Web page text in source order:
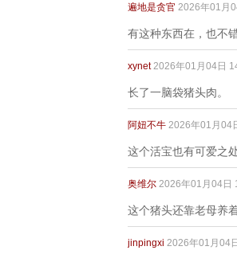
遍地是贪官 2026年01月
有这种东西在，也不
xynet 2026年01月04日
长了一脑袋猪头肉。
阿妞不牛 2026年01月04
这个活宝也有可爱之
奥维尔 2026年01月04日
这个猪头还靠老母养
jinpingxi 2026年01月04